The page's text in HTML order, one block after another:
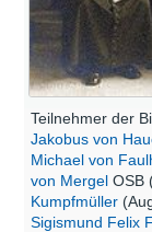
Teilnehmer der
Jakobus von
Michael von
von Mergel OSB
Kumpfmüller
Sigismund Felix